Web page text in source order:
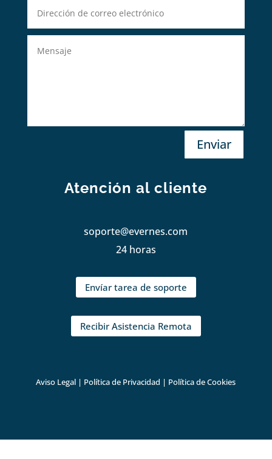
Enviar
Atención al cliente
soporte@evernes.com
24 horas
Envíar tarea de soporte
Recibir Asistencia Remota
Aviso Legal | Política de Privacidad | Política de Cookies